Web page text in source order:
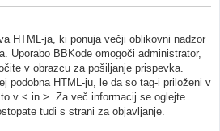
HTML-ja, ki ponuja večji oblikovni nadzor
Uporabo BBKode omogoči administrator,
v obrazcu za pošiljanje prispevka.
podobna HTML-ju, le da so tag-i priloženi v
v < in >. Za več informacij se oglejte
tudi s strani za objavljanje.